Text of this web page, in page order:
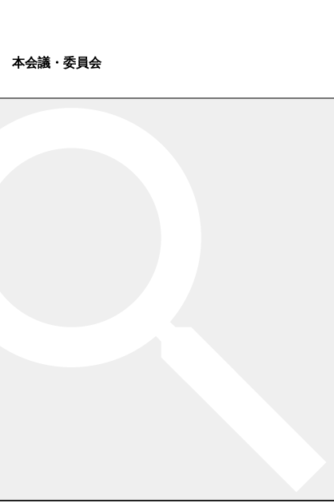
本会議・委員会